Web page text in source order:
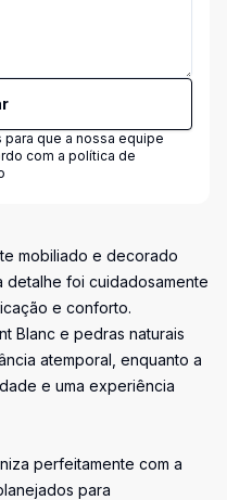
que a nossa equipe
com a política de
mobiliado e decorado
foi cuidadosamente
e conforto.
Blanc e pedras naturais
atemporal, enquanto a
e uma experiência
perfeitamente com a
para